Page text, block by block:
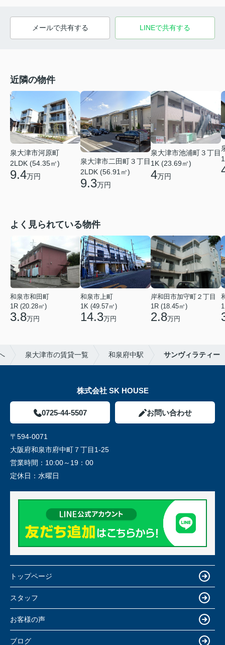
メールで共有する LINEで共有する
近隣の物件
泉大津市河原町
2LDK (54.35㎡)
9.4万円
泉大津市二田町３丁目
2LDK (56.91㎡)
9.3万円
泉大津市池浦町３丁目
1K (23.69㎡)
4万円
よく見られている物件
和泉市和田町
1R (20.28㎡)
3.8万円
和泉市上町
1K (49.57㎡)
14.3万円
岸和田市加守町２丁目
1R (18.45㎡)
2.8万円
泉大津市の賃貸一覧 和泉府中駅 サンヴィラティー
株式会社 SK HOUSE
0725-44-5507 お問い合わせ
〒594-0071
大阪府和泉市府中町７丁目1-25
営業時間： 10:00～19：00
定休日： 水曜日
トップページ
スタッフ
お客様の声
ブログ